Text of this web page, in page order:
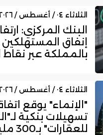
الثلاثاء ٠٤ / أغسطس / ٢٠٢٦
البنك المركزي:
إنفاق المستهلكين
بالمملكة عبر نقاط
الثلاثاء ٠٤ / أغسطس / ٢٠٢٦
"الإنماء" يوقع
تسهيلات بنكية